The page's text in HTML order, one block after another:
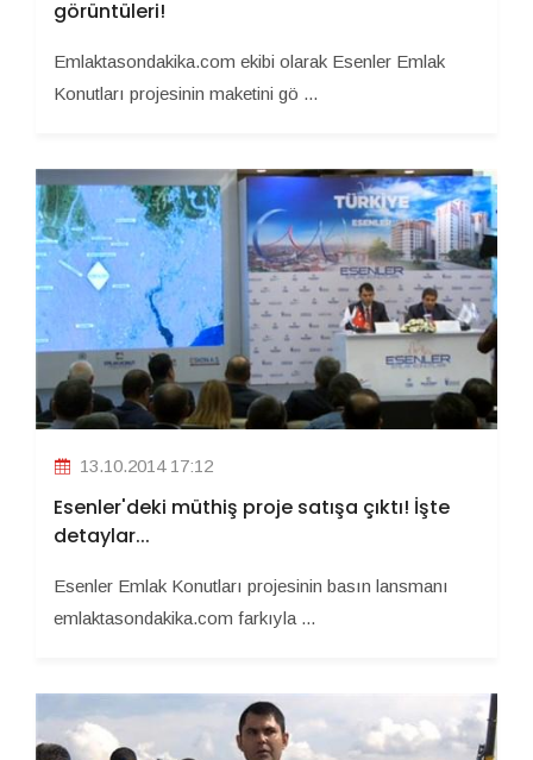
görüntüleri!
Emlaktasondakika.com ekibi olarak Esenler Emlak
Konutları projesinin maketini gö ...
13.10.2014 17:12
Esenler'deki müthiş proje satışa çıktı! İşte
detaylar...
Esenler Emlak Konutları projesinin basın lansmanı
emlaktasondakika.com farkıyla ...